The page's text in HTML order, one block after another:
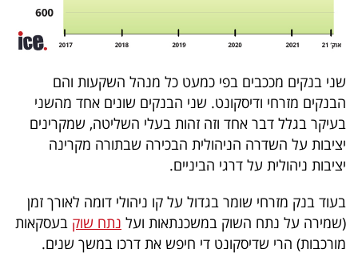
ניוזלטרים
מייל
אדום
באייס
עקבו
שני בנקים מככבים בפי כמעט כל מנהל השקעות והם
הבנקים מזרחי ודיסקונט. שני הבנקים שונים אחד מהשני
בעיקר בגלל דבר אחד וזה זהות בעלי השליטה, שמקרינים
יציבות על השדרה הניהולית הבכירה שבתורה מקרינה
יציבות ניהולית על דרגי הביניים.
בעוד בנק מזרחי שומר בגדול על קו ניהולי דומה לאורך זמן
(שמירה על נתח השוק במשכנתאות ועל נתח שוק בעסקאות
מורכבות) הרי שדיסקונט די חיפש את דרכו במשך שנים.